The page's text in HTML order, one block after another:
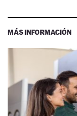
MÁS INFORMACIÓN